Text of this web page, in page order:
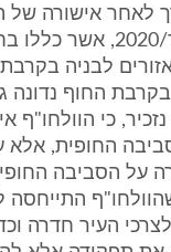
שהתקיים דיון בחד/
לבניה
החוף
כי הוולחו"ף
החופית, אלא
על הסביבה
התייחסה
העיר חדרה